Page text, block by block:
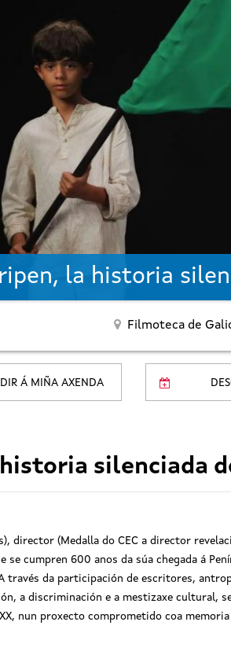
la historia
Filmoteca de
Á MIÑA AXENDA
silenciada
director (Medalla do CEC a director
se cumpren 600 anos da súa chegada á
través da participación de escritores,
a discriminación e a mestizaxe cultural,
nun proxecto comprometido coa